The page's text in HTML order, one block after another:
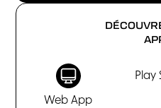
Web App
Play